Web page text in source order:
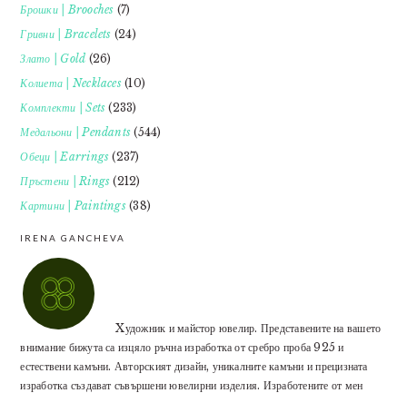
Брошки | Brooches (7)
Гривни | Bracelets (24)
Злато | Gold (26)
Колиета | Necklaces(10)
Комплекти | Sets (233)
Медальони | Pendants (544)
Обеци | Earrings (237)
Пръстени | Rings (212)
Картини | Paintings(38)
IRENA GANCHEVA
Xудожник и майстор ювелир. Представените на вашето
внимание бижута са изцяло ръчна изработка от сребро проба 925 и
естествени камъни. Авторският дизайн, уникалните камъни и прецизната
изработка създават съвършени ювелирни изделия. Изработените от мен